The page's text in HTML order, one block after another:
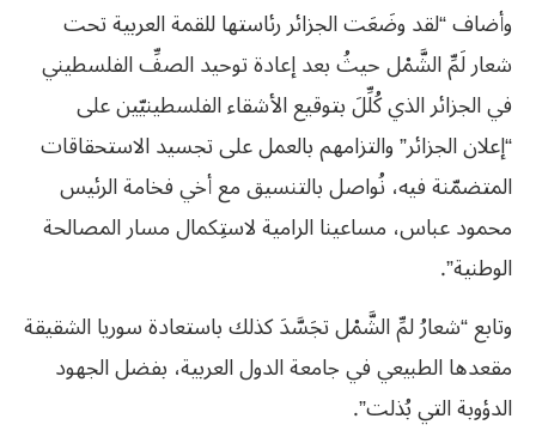
وأضاف “لقد وضَعَت الجزائر رئاستها للقمة العربية تحت
شعار لَمِّ الشَّمْل حيثُ بعد إعادة توحيد الصفِّ الفلسطيني
في الجزائر الذي كُلِّلَ بتوقيع الأشقاء الفلسطينيّين على
“إعلان الجزائر” والتزامهم بالعمل على تجسيد الاستحقاقات
المتضمّنة فيه، نُواصل بالتنسيق مع أخي فخامة الرئيس
محمود عباس، مساعينا الرامية لاستِكمال مسار المصالحة
الوطنية”.
وتابع “شعارُ لمِّ الشَّمْل تجَسَّدَ كذلك باستعادة سوريا الشقيقة
مقعدها الطبيعي في جامعة الدول العربية، بفضل الجهود
الدؤوبة التي بُذلت”.